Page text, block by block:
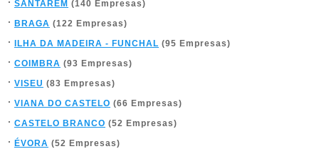
SANTARÉM (140 Empresas)
BRAGA (122 Empresas)
ILHA DA MADEIRA - FUNCHAL (95 Empresas)
COIMBRA (93 Empresas)
VISEU (83 Empresas)
VIANA DO CASTELO (66 Empresas)
CASTELO BRANCO (52 Empresas)
ÉVORA (52 Empresas)